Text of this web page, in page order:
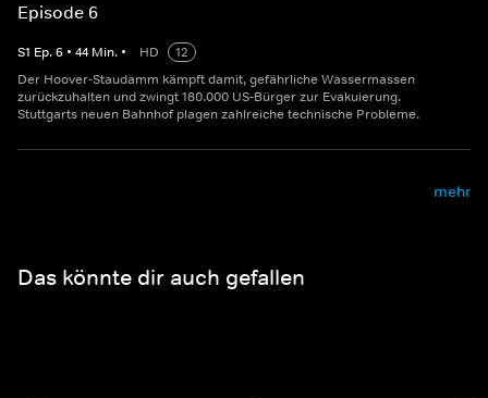
Episode 6
S1 Ep.6 • 44 Min. • HD
12
Der Hoover-Staudamm kämpft damit, gefährliche Wassermassen
zurückzuhalten und zwingt 180.000 US-Bürger zur Evakuierung.
Stuttgarts neuen Bahnhof plagen zahlreiche technische Probleme.
mehr
Das könnte dir auch gefallen